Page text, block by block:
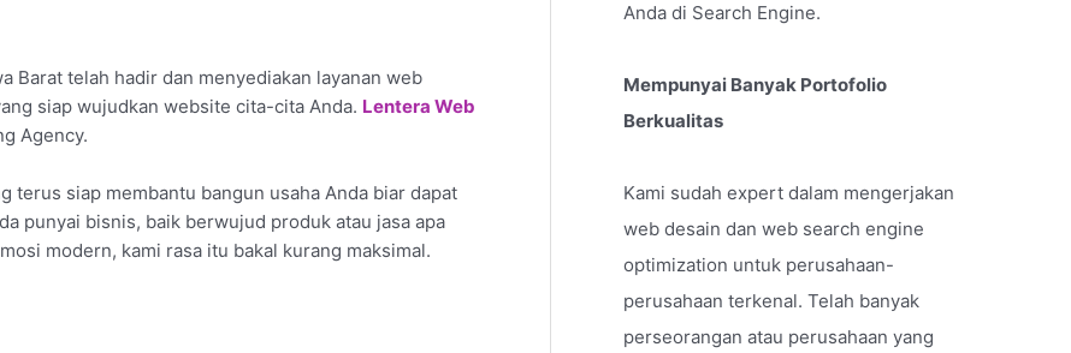
Barat telah hadir dan menyediakan layanan web
siap wujudkan website cita-cita Anda. Lentera Web
Agency.
terus siap membantu bangun usaha Anda biar dapat
punyai bisnis, baik berwujud produk atau jasa apa
modern, kami rasa itu bakal kurang maksimal.
Anda di Search Engine.
Mempunyai Banyak Portofolio
Berkualitas
Kami sudah expert dalam mengerjakan
web desain dan web search engine
optimization untuk perusahaan-
perusahaan terkenal. Telah banyak
perseorangan atau perusahaan yang